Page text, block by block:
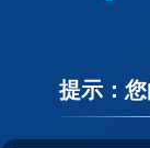
提示：